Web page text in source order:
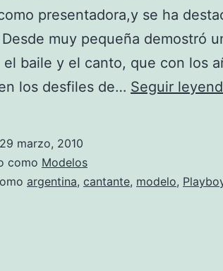
presentadora,y se ha
muy pequeña demostró
baile y el canto, que con los
los desfiles de… Seguir
29 marzo, 2010
como Modelos
argentina, cantante, modelo,